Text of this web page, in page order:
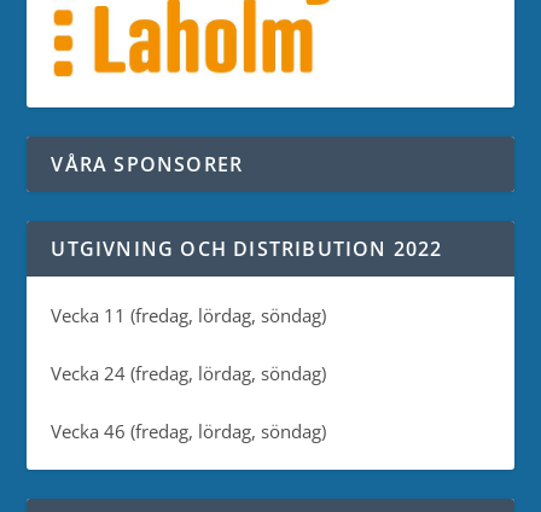
VÅRA SPONSORER
UTGIVNING OCH DISTRIBUTION 2022
Vecka 11 (fredag, lördag, söndag)
Vecka 24 (fredag, lördag, söndag)
Vecka 46 (fredag, lördag, söndag)